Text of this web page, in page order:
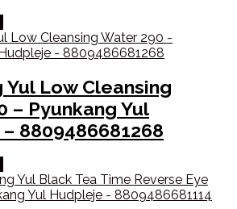
Yul Low Cleansing
– Pyunkang Yul
8809486681268